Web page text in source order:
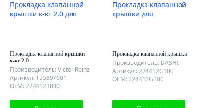
Прокладка клапанной крышки
к-кт 2.0
Производитель: Victor Reinz
Артикул: 155397601
OEM: 2244123800
Прокладка клапанной крышки
Производитель: DASHI
Артикул: 224412G100
OEM: 224412G100